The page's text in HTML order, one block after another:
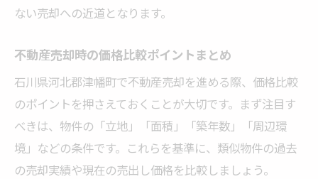
ない売却への近道となります。
不動産売却時の価格比較ポイントまとめ
石川県河北郡津幡町で不動産売却を進める際、価格比較
のポイントを押さえておくことが大切です。まず注目す
べきは、物件の「立地」「面積」「築年数」「周辺環
境」などの条件です。これらを基準に、類似物件の過去
の売却実績や現在の売出し価格を比較しましょう。